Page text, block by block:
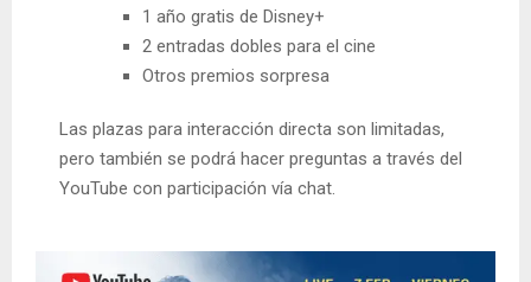
1 año gratis de Disney+
2 entradas dobles para el cine
Otros premios sorpresa
Las plazas para interacción directa son limitadas,
pero también se podrá hacer preguntas a través del
YouTube con participación vía chat.